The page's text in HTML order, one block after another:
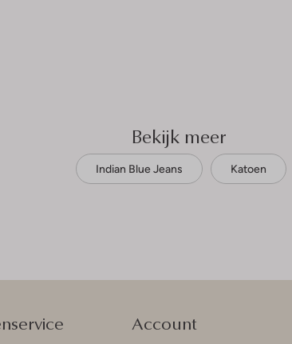
Bekijk meer
Indian Blue Jeans Katoen
Account